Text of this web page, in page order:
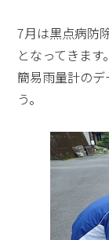
7月は黒点病防
となってきま
簡易雨量計の
う。